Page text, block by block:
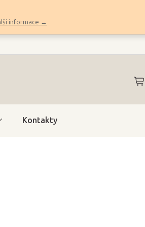
informace →
Kontakty